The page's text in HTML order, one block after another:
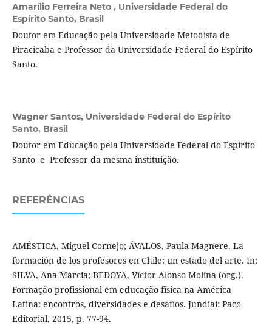
Amarílio Ferreira Neto , Universidade Federal do
Espírito Santo, Brasil
Doutor em Educação pela Universidade Metodista de
Piracicaba e Professor da Universidade Federal do Espírito
Santo.
Wagner Santos, Universidade Federal do Espírito
Santo, Brasil
Doutor em Educação pela Universidade Federal do Espírito
Santo e Professor da mesma instituição.
REFERÊNCIAS
AMÉSTICA, Miguel Cornejo; ÁVALOS, Paula Magnere. La
formación de los profesores en Chile: un estado del arte. In:
SILVA, Ana Márcia; BEDOYA, Víctor Alonso Molina (org.).
Formação profissional em educação física na América
Latina: encontros, diversidades e desafios. Jundiaí: Paco
Editorial, 2015, p. 77-94.